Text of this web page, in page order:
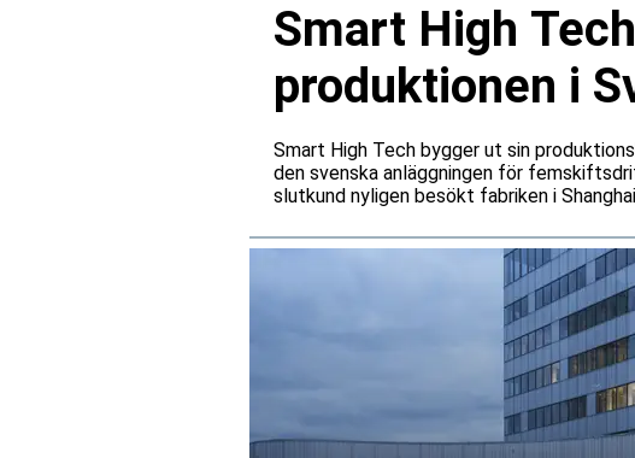
Smart High
produktionen i
Smart High Tech bygger ut sin
den svenska anläggningen för
slutkund nyligen besökt fabriken i